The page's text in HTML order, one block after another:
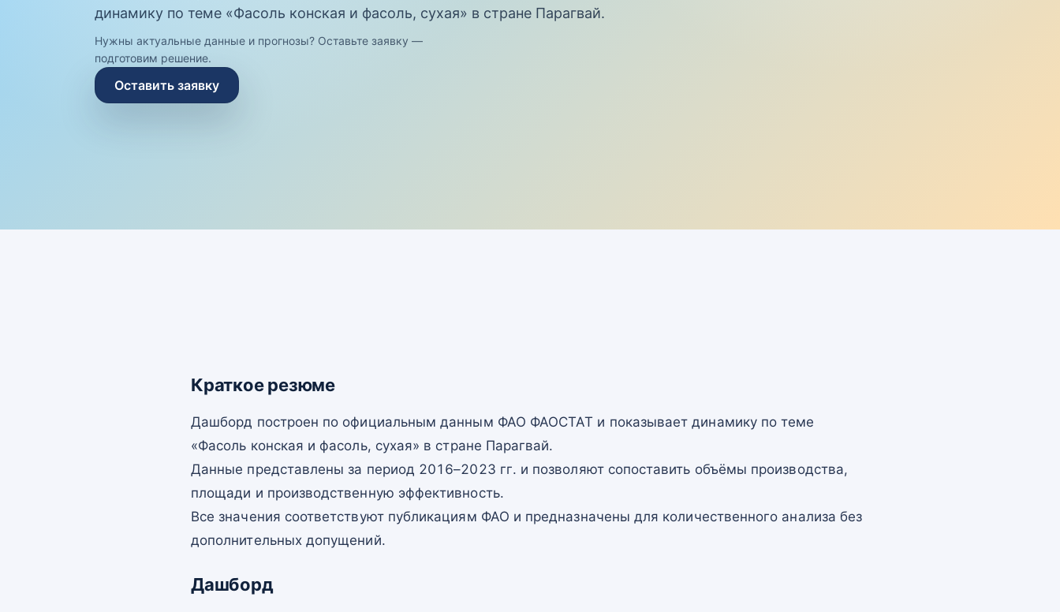
динамику по теме «Фасоль конская и фасоль, сухая» в стране Парагвай.
Нужны актуальные данные и прогнозы? Оставьте заявку —
подготовим решение.
Оставить заявку
Краткое резюме
Дашборд построен по официальным данным ФАО ФАОСТАТ и показывает динамику по теме
«Фасоль конская и фасоль, сухая» в стране Парагвай.
Данные представлены за период 2016–2023 гг. и позволяют сопоставить объёмы производства,
площади и производственную эффективность.
Все значения соответствуют публикациям ФАО и предназначены для количественного анализа без
дополнительных допущений.
Дашборд